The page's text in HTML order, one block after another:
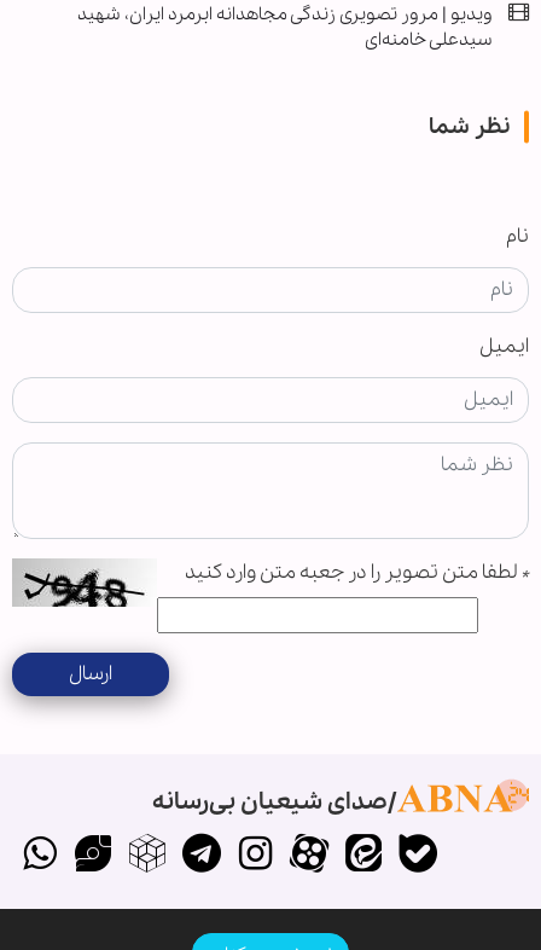
ویدیو | مرور تصویری زندگی مجاهدانه ابرمرد ایران، شهید
سیدعلی خامنه‌ای
نظر شما
نام
ایمیل
* لطفا متن تصویر را در جعبه متن وارد کنید
ارسال
صدای شیعیان بی‌رسانه